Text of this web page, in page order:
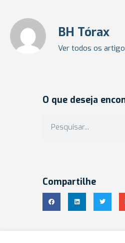
BH Tórax
Ver todos os
O que deseja
Compartilhe